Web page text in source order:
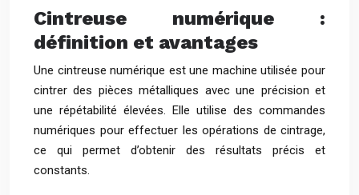
Cintreuse numérique :
définition et avantages
Une cintreuse numérique est une machine utilisée pour
cintrer des pièces métalliques avec une précision et
une répétabilité élevées. Elle utilise des commandes
numériques pour effectuer les opérations de cintrage,
ce qui permet d’obtenir des résultats précis et
constants.